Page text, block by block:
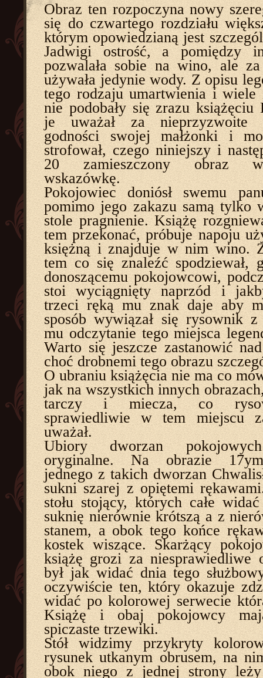
Obraz ten rozpoczyna nowy
się do czwartego rozdziału
którym opowiedzianą jest
Jadwigi ostrość, a pomiędzy
pozwalała sobie na wino, ale
używała jedynie wody. Z opisu
tego rodzaju umartwienia i wiele
nie podobały się zrazu
je uważał za nieprzyzwoite
godności swojej małżonki i
strofował, czego niniejszy i
20 zamieszczony obraz
wskazówkę.
Pokojowiec doniósł swemu
pomimo jego zakazu samą tylko
stole pragnienie. Książę
tem przekonać, próbuje napoju
księżną i znajduje w nim wino.
tem co się znaleźć spodziewał,
donoszącemu pokojowcowi,
stoi wyciągnięty naprzód i
trzeci ręką mu znak daje aby
sposób wywiązał się rysownik
mu odczytanie tego miejsca
Warto się jeszcze zastanowić
choć drobnemi tego obrazu
O ubraniu książęcia nie ma co
jak na wszystkich innych
tarczy i miecza, co
sprawiedliwie w tem miejscu
uważał.
Ubiory dworzan
oryginalne. Na obrazie
jednego z takich dworzan
sukni szarej z opiętemi
stołu stojący, których całe
suknię nierównie krótszą a z
stanem, a obok tego końce
kostek wiszące. Skarżący
książę grozi za niesprawiedliwe
był jak widać dnia tego
oczywiście ten, który okazuje
widać po kolorowej serwecie
Książę i obaj pokojowcy
spiczaste trzewiki.
Stół widzimy przykryty
rysunek utkanym obrusem, na
obok niego z jednej strony